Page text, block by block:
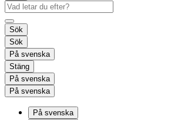
Sök
Sök
På svenska
Stäng
På svenska
På svenska
På svenska